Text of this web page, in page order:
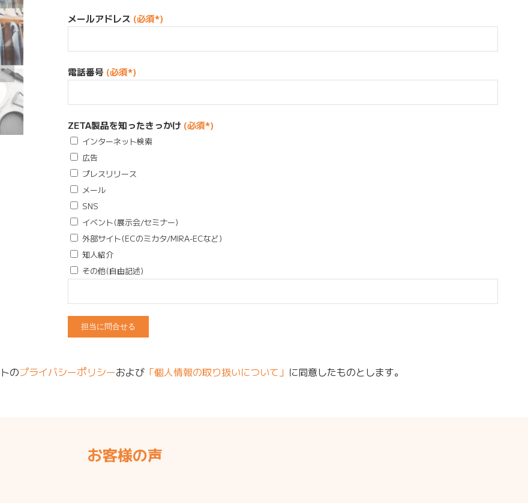
メールアドレス (必須*)
電話番号 (必須*)
ZETA製品を知ったきっかけ (必須*)
インターネット検索
広告
プレスリリース
メール
SNS
イベント(展示会/セミナー)
外部サイト(ECのミカタ/MIRA-ECなど)
知人紹介
その他(自由記述)
のプライバシーポリシーおよび 「個人情報の取り扱いについて」 に同意したものとします。
お客様の声